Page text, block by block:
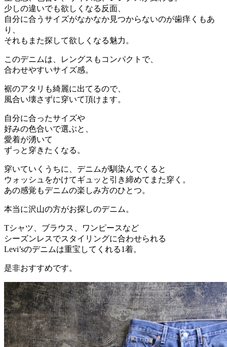
少しの違いでも欲しくなる反面、
自分に合うサイズがなかなか見つからないのが歯痒くもあ
り、
それもまた探して欲しくなる魅力。
このデニムは、レングスもコンパクトで、
合わせやすいサイズ感。
裾のアタリも綺麗に出てるので、
風合い壊さずに穿いて頂けます。
自分に合ったサイズや
好みの色合いで選ぶと、
愛着が湧いて
ずっと穿きたくなる。
穿いていくうちに、デニムが馴染んでくると
ウォッシュをかけてギュッと引き締めてまた穿く。
あの感覚もデニムの楽しみ方のひとつ。
本当に沢山の方がお探しのデニム。
Tシャツ、ブラウス、ワンピースなど
シーズンレスでスタイリングに合わせられる
Levi’sのデニムは重宝してくれる1着。
是非おすすめです。